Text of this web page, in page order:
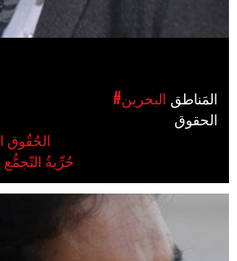
#البحرين
#الحُقُوق
#حُرِّيةُ